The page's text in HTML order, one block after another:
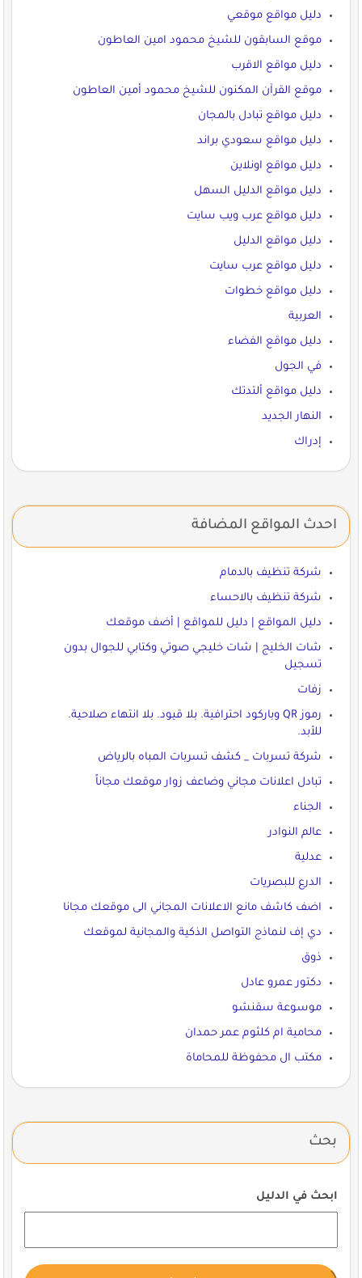
دليل مواقع موقعي
موقع السابقون للشيخ محمود امين العاطون
دليل مواقع الاقرب
موقع القرآن المكنون للشيخ محمود أمين العاطون
دليل مواقع تبادل بالمجان
دليل مواقع سعودي براند
دليل مواقع اونلاين
دليل مواقع الدليل السهل
دليل مواقع عرب ويب سايت
دليل مواقع الدليل
دليل مواقع عرب سايت
دليل مواقع خطوات
العربية
دليل مواقع الفضاء
في الجول
دليل مواقع ألتدتك
النهار الجديد
إدراك
احدث المواقع المضافة
شركة تنظيف بالدمام
شركة تنظيف بالاحساء
دليل المواقع | دليل للمواقع | أضف موقعك
شات الخليج | شات خليجي صوتي وكتابي للجوال بدون
تسجيل
زفات
رموز QR وباركود احترافية. بلا قيود. بلا انتهاء صلاحية.
للأبد.
شركة تسربات _ كشف تسربات المباه بالرياض
تبادل اعلانات مجاني وضاعف زوار موقعك مجاناً
الجناء
عالم النوادر
عدلية
الدرع للبصريات
اضف كاشف مانع الاعلانات المجاني الى موقعك مجانا
دي إف لنماذج التواصل الذكية والمجانية لموقعك
ذوق
دكتور عمرو عادل
موسوعة سقنشو
محامية ام كلثوم عمر حمدان
مكتب ال محفوظة للمحاماة
بحث
ابحث في الدليل